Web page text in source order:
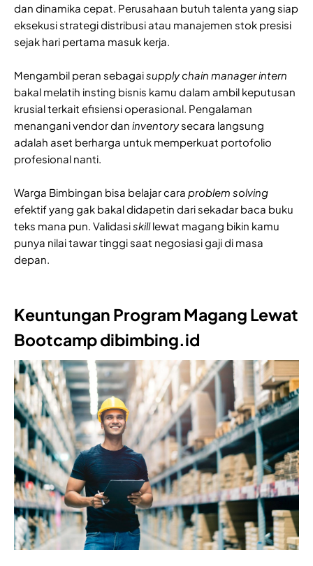
dan dinamika cepat. Perusahaan butuh talenta yang siap
eksekusi strategi distribusi atau manajemen stok presisi
sejak hari pertama masuk kerja.
Mengambil peran sebagaisupply chain manager intern
bakal melatih insting bisnis kamu dalam ambil keputusan
krusial terkait efisiensi operasional. Pengalaman
menangani vendor dan inventorysecara langsung
adalah aset berharga untuk memperkuat portofolio
profesional nanti.
Warga Bimbingan bisa belajar cara problem solving
efektif yang gak bakal didapetin dari sekadar baca buku
teks mana pun. Validasiskilllewat magang bikin kamu
punya nilai tawar tinggi saat negosiasi gaji di masa
depan.
Keuntungan Program Magang Lewat
Bootcamp dibimbing.id